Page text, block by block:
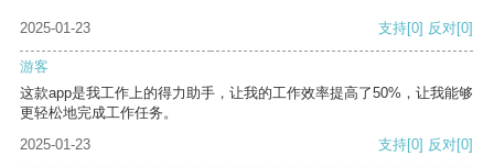
2025-01-23 支持[0] 反对[0]
游客
这款app是我工作上的得力助手，让我的工作效率提高了50%，让我能够
更轻松地完成工作任务。
2025-01-23
支持[0] 反对[0]